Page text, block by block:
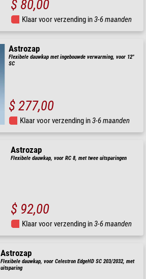
$ 80,00
Klaar voor verzending in3-6 maanden
Astrozap
Flexibele dauwkap met ingebouwde verwarming, voor 12"
SC
$ 277,00
Klaar voor verzending in3-6 maanden
Astrozap
Flexibele dauwkap, voor RC 8, met twee uitsparingen
$ 92,00
Klaar voor verzending in3-6 maanden
Astrozap
Flexibele dauwkap, voor Celestron EdgeHD SC 203/2032, met
uitsparing